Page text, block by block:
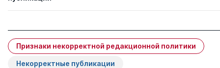
Ольков С. Г.
ВЛИЯНИЕ
Признаки некорректной редакционной политики
Некорректные публикации